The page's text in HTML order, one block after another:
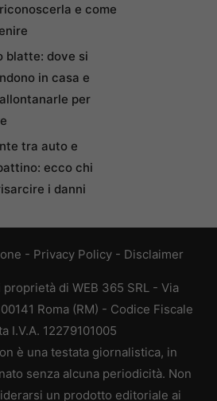
e come
blatte: dove si
in casa e
per
tra auto e
ecco chi
i danni
- Privacy Policy - Disclaimer
di WEB 365 SRL - Via
Roma (RM) - Codice Fiscale
I.V.A. 12279101005
è una testata giornalistica, in
senza alcuna periodicità. Non
un prodotto editoriale ai